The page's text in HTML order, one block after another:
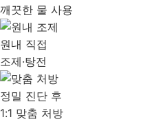
깨끗한 물 사용
원내 직접
조제·탕전
정밀 진단 후
1:1 맞춤 처방